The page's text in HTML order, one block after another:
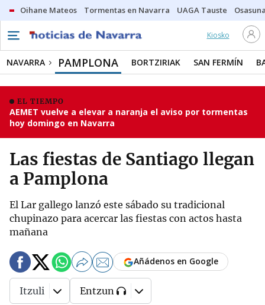
Oihane Mateos Tormentas en Navarra UAGA Tauste
Kiosko
NAVARRA PAMPLONA BORTZIRIAK SAN FERMÍN
EL TIEMPO
AEMET vuelve a elevar a naranja el aviso por tormentas
hoy domingo en Navarra
Las fiestas de Santiago llegan
a Pamplona
El Lar gallego lanzó este sábado su tradicional
chupinazo para acercar las fiestas con actos hasta
mañana
Añádenos en Google
Itzuli Entzun